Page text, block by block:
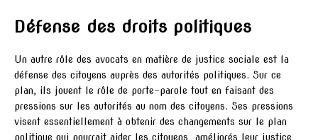
Défense des droits politiques
Un autre rôle des avocats en matière de justice sociale est la
défense des citoyens auprès des autorités politiques. Sur ce
plan, ils jouent le rôle de porte-parole tout en faisant des
pressions sur les autorités au nom des citoyens. Ses pressions
visent essentiellement à obtenir des changements sur le plan
politique qui pourrait aider les citoyens améliorés leur justice